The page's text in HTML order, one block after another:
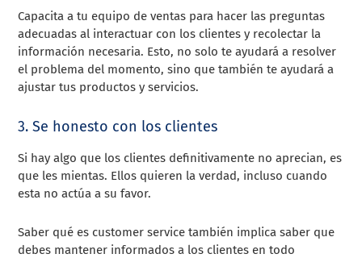
Capacita a tu equipo de ventas para hacer las preguntas
adecuadas al interactuar con los clientes y recolectar la
información necesaria. Esto, no solo te ayudará a resolver
el problema del momento, sino que también te ayudará a
ajustar tus productos y servicios.
3. Se honesto con los clientes
Si hay algo que los clientes definitivamente no aprecian, es
que les mientas. Ellos quieren la verdad, incluso cuando
esta no actúa a su favor.
Saber qué es customer service también implica saber que
debes mantener informados a los clientes en todo